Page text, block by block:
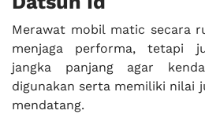
Merawat mobil matic secara
menjaga performa, tetapi
jangka panjang agar
digunakan serta memiliki nilai
mendatang.